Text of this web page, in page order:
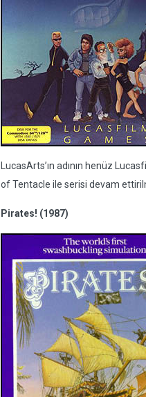
LucasArts’ın adının henüz
of Tentacle ile serisi devam
Pirates! (1987)